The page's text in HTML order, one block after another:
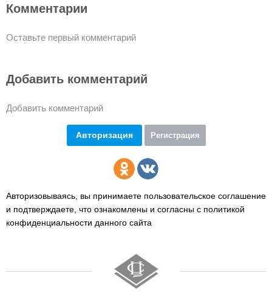
Комментарии
Оставьте первый комментарий
Добавить комментарий
Добавить комментарий
Авторизация Регистрация
Авторизовываясь, вы принимаете пользовательское соглашение
и подтверждаете, что ознакомлены и согласны с политикой
конфиденциальности данного сайта